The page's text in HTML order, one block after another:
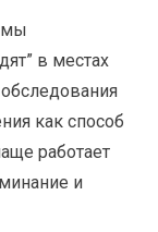
в местах
как способ
работает
и